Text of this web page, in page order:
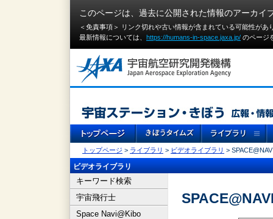
このページは、過去に公開された情報のアーカイ
＜免責事項＞ リンク切れや古い情報が含まれている可能性が
最新情報については、 https://humans-in-space.jaxa.jp/ のページ
トップページ > ライブラリ > ビデオライブラリ >
ビデオライブラリ
キーワード検索
宇宙飛行士
Space Navi@Kibo